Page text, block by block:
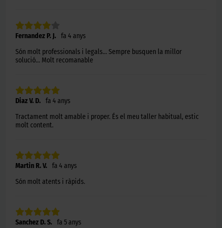
Fernandez P. J. fa 4 anys
Són molt professionals i legals... Sempre busquen la millor
solució... Molt recomanable
Diaz V. D. fa 4 anys
Tractament molt amable i proper. És el meu taller habitual, estic
molt content.
Martin R. V. fa 4 anys
Són molt atents i ràpids.
Sanchez D. S. fa 5 anys